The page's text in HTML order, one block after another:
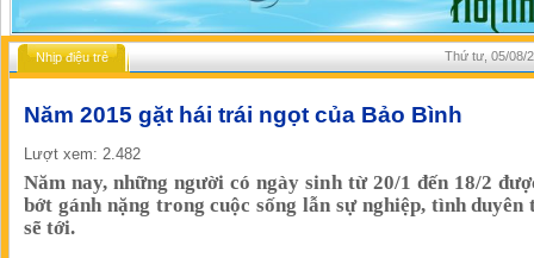
Nhịp điệu trẻ Thứ tư, 05/08/
Năm 2015 gặt hái trái ngọt của Bảo Bình
Lượt xem: 2.482
Năm nay, những người có ngày sinh từ 20/1 đến 18/2
bớt gánh nặng trong cuộc sống lẫn sự nghiệp, tình duyên
sẽ tới.